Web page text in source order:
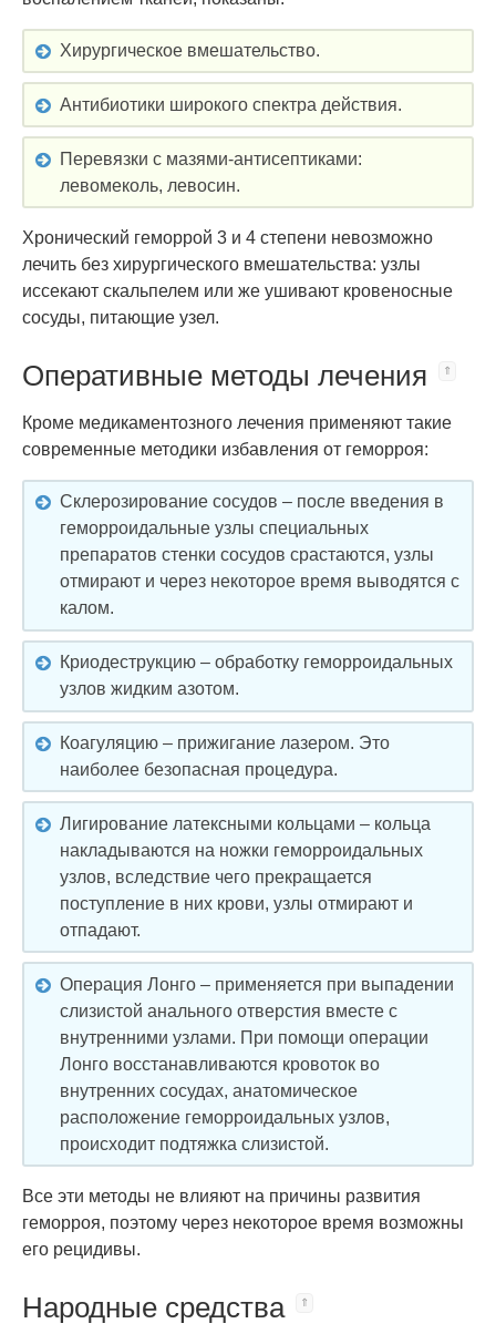
Хирургическое вмешательство.
Антибиотики широкого спектра действия.
Перевязки с мазями-антисептиками:
левомеколь, левосин.
Хронический геморрой 3 и 4 степени невозможно
лечить без хирургического вмешательства: узлы
иссекают скальпелем или же ушивают кровеносные
сосуды, питающие узел.
Оперативные методы лечения
Кроме медикаментозного лечения применяют такие
современные методики избавления от геморроя:
Склерозирование сосудов – после введения в
геморроидальные узлы специальных
препаратов стенки сосудов срастаются, узлы
отмирают и через некоторое время выводятся с
калом.
Криодеструкцию – обработку геморроидальных
узлов жидким азотом.
Коагуляцию – прижигание лазером. Это
наиболее безопасная процедура.
Лигирование латексными кольцами – кольца
накладываются на ножки геморроидальных
узлов, вследствие чего прекращается
поступление в них крови, узлы отмирают и
отпадают.
Операция Лонго – применяется при выпадении
слизистой анального отверстия вместе с
внутренними узлами. При помощи операции
Лонго восстанавливаются кровоток во
внутренних сосудах, анатомическое
расположение геморроидальных узлов,
происходит подтяжка слизистой.
Все эти методы не влияют на причины развития
геморроя, поэтому через некоторое время возможны
его рецидивы.
Народные средства